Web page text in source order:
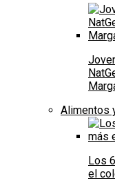
Alimentos
Los
el